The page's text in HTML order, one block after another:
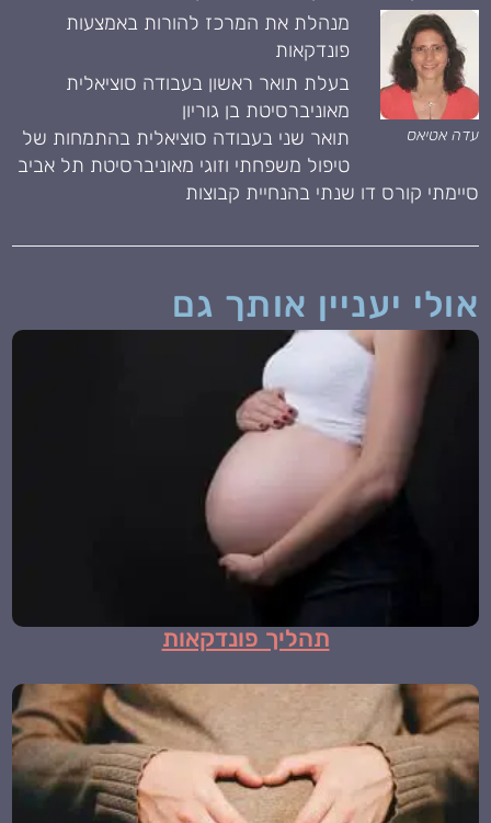
עדה אטיאס
מנהלת את המרכז להורות באמצעות
פונדקאות
בעלת תואר ראשון בעבודה סוציאלית
מאוניברסיטת בן גוריון
תואר שני בעבודה סוציאלית בהתמחות של
טיפול משפחתי וזוגי מאוניברסיטת תל אביב
סיימתי קורס דו שנתי בהנחיית קבוצות
תהליך פונדקאות